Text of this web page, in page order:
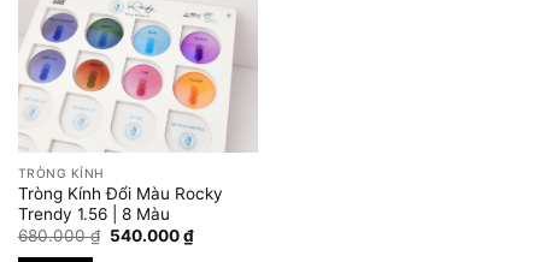
TRÒNG KÍNH
Tròng Kính Đổi Màu Rocky
Trendy 1.56 | 8 Màu
680.000₫ Giá
540.000₫Giá
hiện